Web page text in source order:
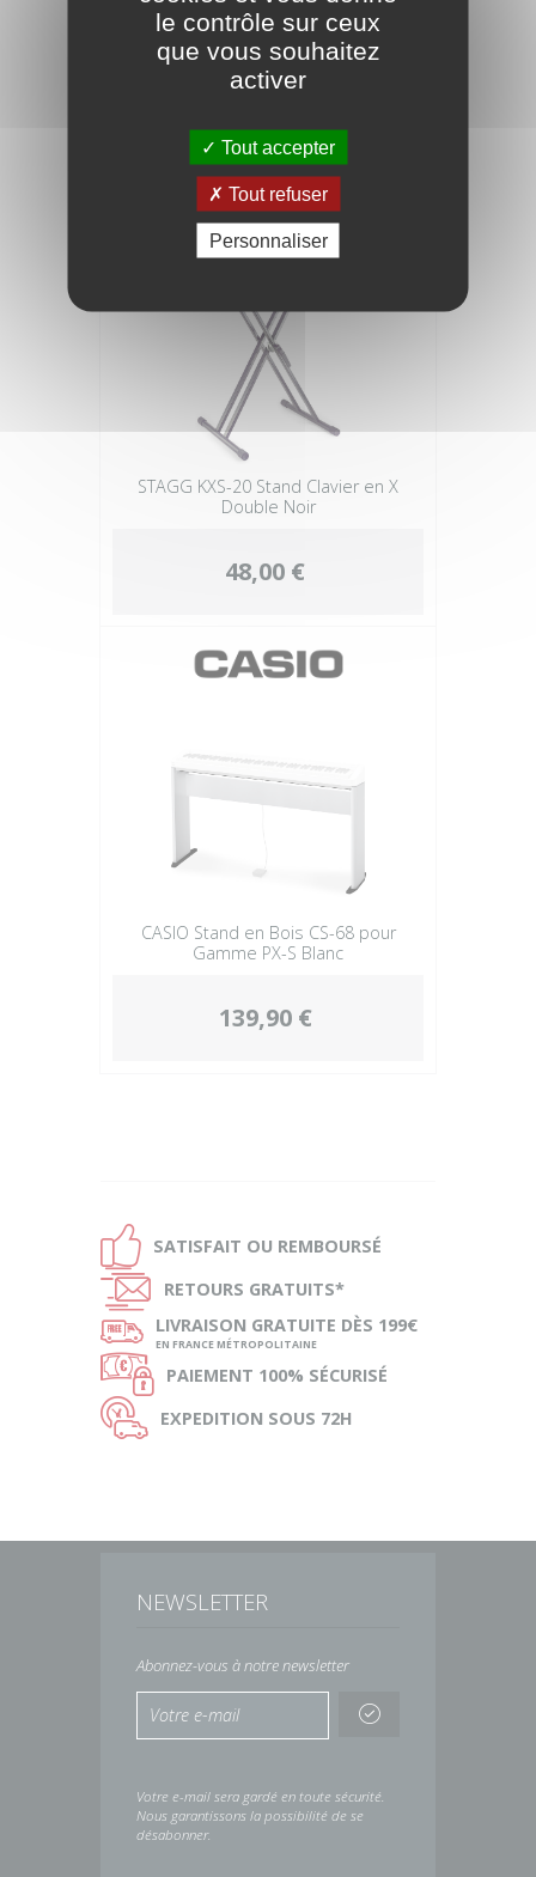
DIMAVERY Support de clavier svt-1
31,90 €
STAGG KXS-20 Stand Clavier en X
Double Noir
48,00 €
CASIO Stand en Bois CS-68 pour
Gamme PX-S Blanc
139,90 €
Ð SATISFAIT OU REMBOURSÉ
Ñ RETOURS GRATUITS*
ø LIVRAISON GRATUITE DÈS 199€
EN FRANCE MÉTROPOLITAINE
Ø PAIEMENT 100% SÉCURISÉ
Ù EXPEDITION SOUS 72H
NEWSLETTER
Abonnez-vous à notre newsletter
Votre e-mail sera gardé en toute sécurité.
Nous garantissons la possibilité de se
désabonner.
le contrôle sur ceux
que vous souhaitez
activer
Tout accepter
Tout refuser
Personnaliser